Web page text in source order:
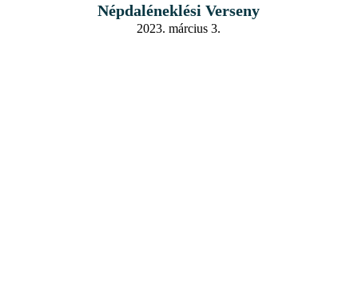
Népdaléneklési Verseny
2023. március 3.